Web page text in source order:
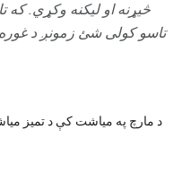
څیړنه او لیکنه وکړي. که
تاسو کولی شئ زمونږ د غوره
د مارچ په میاشت کې د تمیز